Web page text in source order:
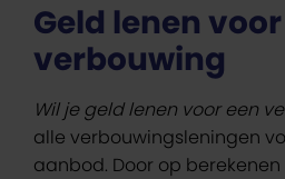
Geld lenen
verbouwing
Wil je geld lenen voor een
alle verbouwingsleningen
aanbod. Door op berekenen